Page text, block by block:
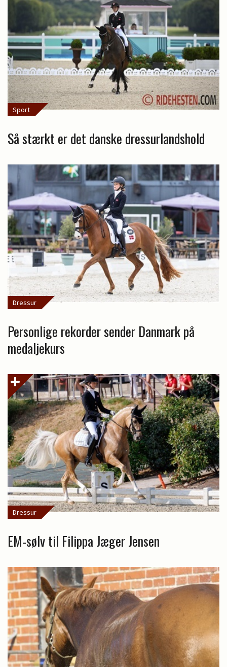
Sport
Så stærkt er det danske dressurlandshold
Dressur
Personlige rekorder sender Danmark på
medaljekurs
Dressur
EM-sølv til Filippa Jæger Jensen